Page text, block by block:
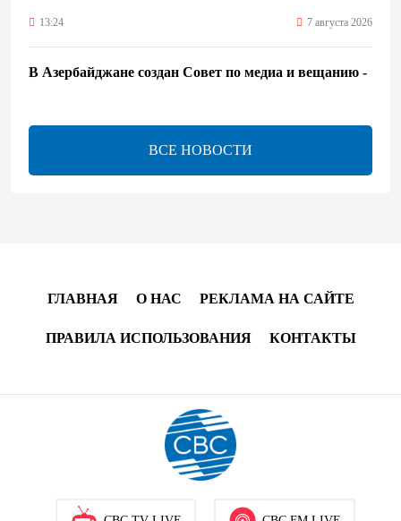
13:24 7 августа 2026
В Азербайджане создан Совет по медиа и вещанию -
13:16 7 августа 2026
ЕАЭС расширяет финансовый рынок и вводит
программу "зеленой трансформации"
экономики и наращивает взаимную торговлю –
электронной торговли и общего рынка - Турчин
ВСЕ НОВОСТИ
ГЛАВНАЯ О НАС РЕКЛАМА НА САЙТЕ
ПРАВИЛА ИСПОЛЬЗОВАНИЯ КОНТАКТЫ